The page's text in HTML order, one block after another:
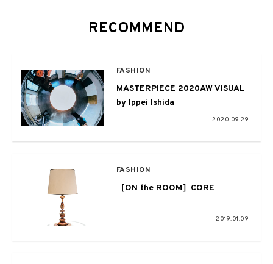
RECOMMEND
FASHION
MASTERPIECE 2020AW VISUAL
by Ippei Ishida
2020.09.29
FASHION
［ON the ROOM］CORE
2019.01.09